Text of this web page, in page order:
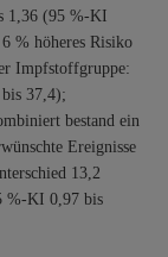
1,36 (95 %-KI
% höheres Risiko
Impfstoffgruppe:
37,4);
bestand ein
Ereignisse
13,2
%-KI 0,97 bis